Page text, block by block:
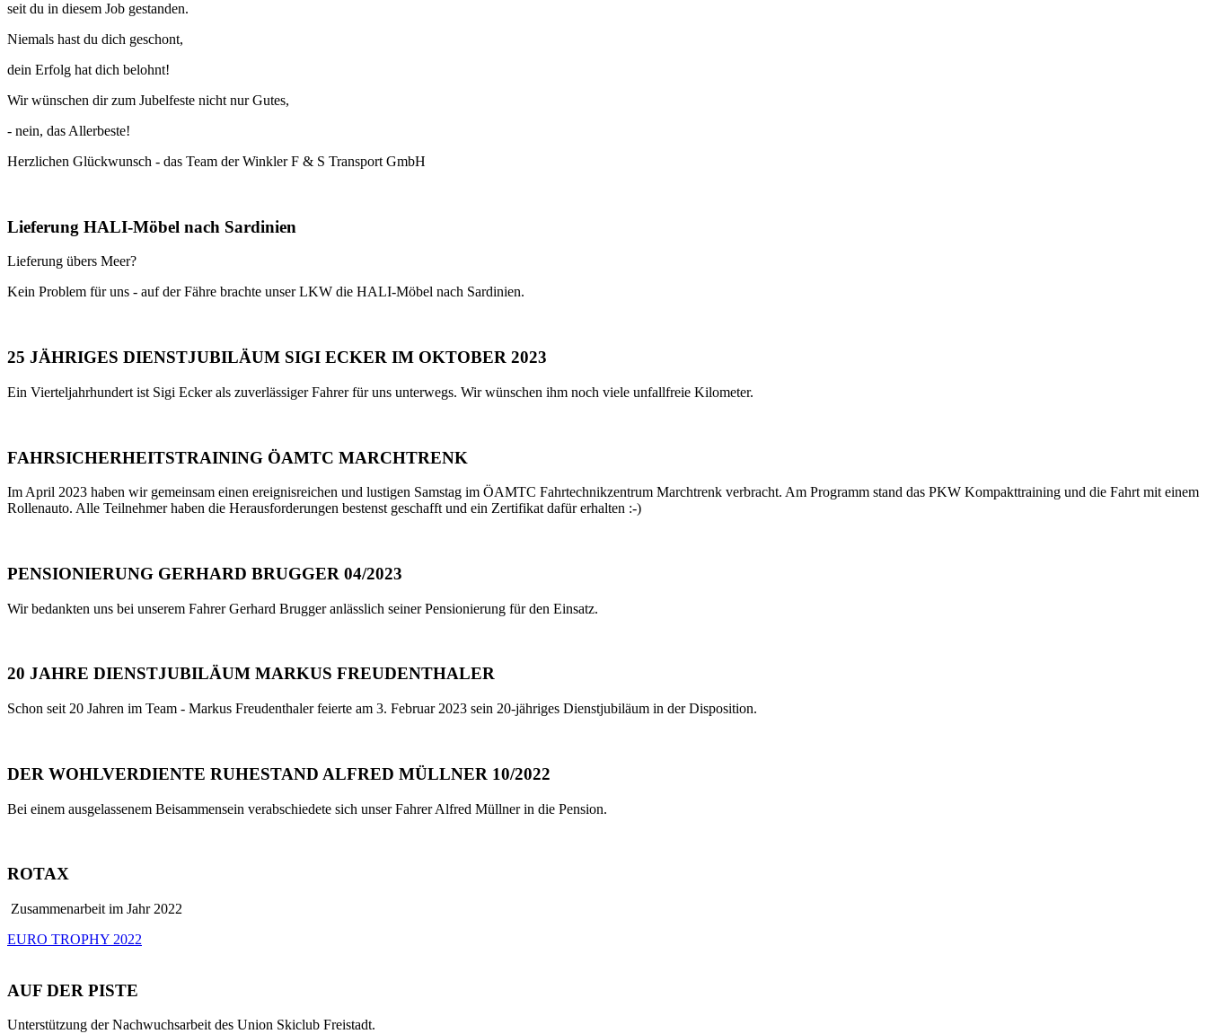
seit du in diesem Job gestanden.
Niemals hast du dich geschont,
dein Erfolg hat dich belohnt!
Wir wünschen dir zum Jubelfeste nicht nur Gutes,
- nein, das Allerbeste!
Herzlichen Glückwunsch - das Team der Winkler F & S Transport GmbH
Lieferung HALI-Möbel nach Sardinien
Lieferung übers Meer?
Kein Problem für uns - auf der Fähre brachte unser LKW die HALI-Möbel nach Sardinien.
25 JÄHRIGES DIENSTJUBILÄUM SIGI ECKER IM OKTOBER 2023
Ein Vierteljahrhundert ist Sigi Ecker als zuverlässiger Fahrer für uns unterwegs. Wir wünschen ihm noch viele unfallfreie Kilometer.
FAHRSICHERHEITSTRAINING ÖAMTC MARCHTRENK
Im April 2023 haben wir gemeinsam einen ereignisreichen und lustigen Samstag im ÖAMTC Fahrtechnikzentrum Marchtrenk verbracht. Am Programm stand das PKW Kompakttraining und die Fahrt mit einem
Rollenauto. Alle Teilnehmer haben die Herausforderungen bestenst geschafft und ein Zertifikat dafür erhalten :-)
PENSIONIERUNG GERHARD BRUGGER 04/2023
Wir bedankten uns bei unserem Fahrer Gerhard Brugger anlässlich seiner Pensionierung für den Einsatz.
20 JAHRE DIENSTJUBILÄUM MARKUS FREUDENTHALER
Schon seit 20 Jahren im Team - Markus Freudenthaler feierte am 3. Februar 2023 sein 20-jähriges Dienstjubiläum in der Disposition.
DER WOHLVERDIENTE RUHESTAND ALFRED MÜLLNER 10/2022
Bei einem ausgelassenem Beisammensein verabschiedete sich unser Fahrer Alfred Müllner in die Pension.
ROTAX
Zusammenarbeit im Jahr 2022
EURO TROPHY 2022
AUF DER PISTE
Unterstützung der Nachwuchsarbeit des Union Skiclub Freistadt.